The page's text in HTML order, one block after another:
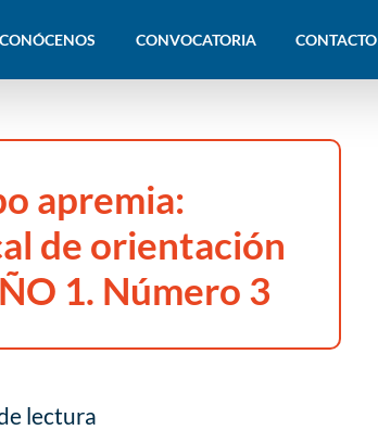
CONÓCENOS CONVOCATORIA CONTACTO
apremia:
de orientación
1. Número 3
lectura